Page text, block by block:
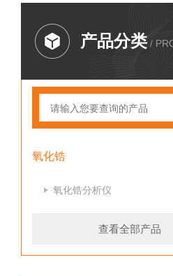
产品分类 /
氧化锆
氧化锆分析仪
查看全部产品